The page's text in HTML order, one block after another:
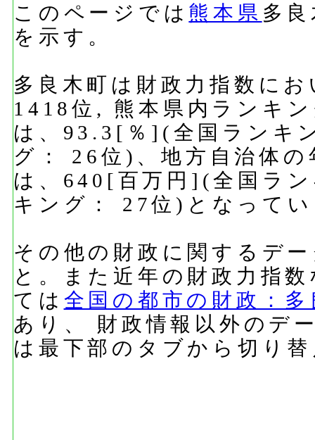
このページでは 熊本県 多
を示す。
多良木町は財政力指数に
1418位, 熊本県内ランキ
は、93.3[％](全国ランキ
グ： 26位)、地方自治体
は、640[百万円](全国ラ
キング： 27位)となって
その他の財政に関するデ
と。また近年の財政力指
ては 全国の都市の財政：
あり、 財政情報以外のデ
は最下部のタブから切り